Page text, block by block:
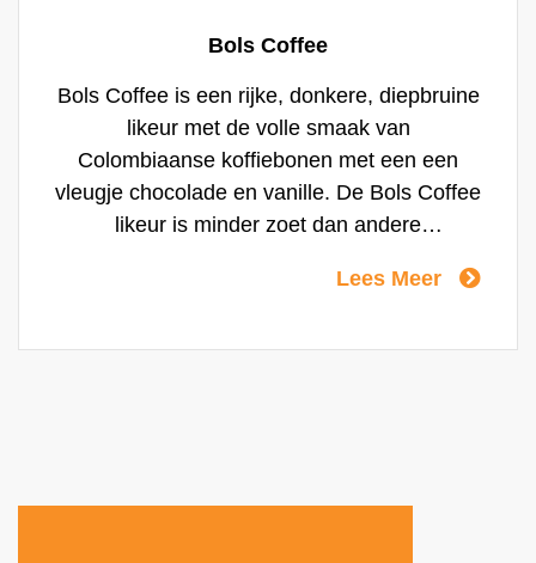
Bols Coffee
Bols Coffee is een rijke, donkere, diepbruine
likeur met de volle smaak van
Colombiaanse koffiebonen met een een
vleugje chocolade en vanille. De Bols Coffee
likeur is minder zoet dan andere
intense, sterke of zelfs bittere koffiesmaak,
de populaire Espresso Martini.
Lees Meer